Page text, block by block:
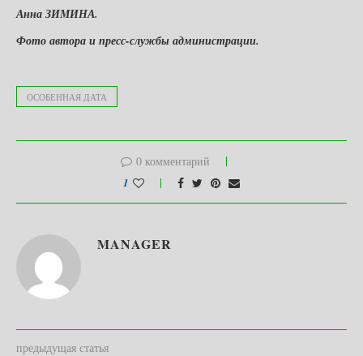
Анна ЗИМИНА.
Фото автора и пресс-службы администрации.
ОСОБЕННАЯ ДАТА
0 комментарий
1
MANAGER
предыдущая статья